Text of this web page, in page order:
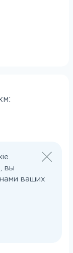
вы
ваших